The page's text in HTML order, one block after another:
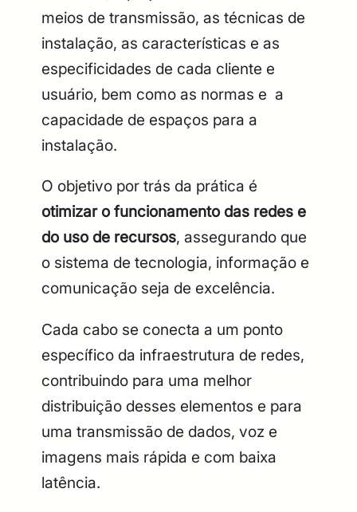
meios de transmissão, as técnicas de
instalação, as características e as
especificidades de cada cliente e
usuário, bem como as normas e a
capacidade de espaços para a
instalação.
O objetivo por trás da prática é
otimizar o funcionamento das redes e
do uso de recursos, assegurando que
o sistema de tecnologia, informação e
comunicação seja de excelência.
Cada cabo se conecta a um ponto
específico da infraestrutura de redes,
contribuindo para uma melhor
distribuição desses elementos e para
uma transmissão de dados, voz e
imagens mais rápida e com baixa
latência.